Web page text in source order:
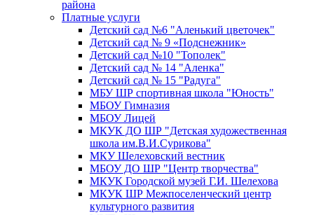
района
Платные услуги
Детский сад №6 "Аленький цветочек"
Детский сад № 9 «Подснежник»
Детский сад №10 "Тополек"
Детский сад № 14 "Аленка"
Детский сад № 15 "Радуга"
МБУ ШР спортивная школа "Юность"
МБОУ Гимназия
МБОУ Лицей
МКУК ДО ШР "Детская художественная
школа им.В.И.Сурикова"
МКУ Шелеховский вестник
МБОУ ДО ШР "Центр творчества"
МКУК Городской музей Г.И. Шелехова
МКУК ШР Межпоселенческий центр
культурного развития